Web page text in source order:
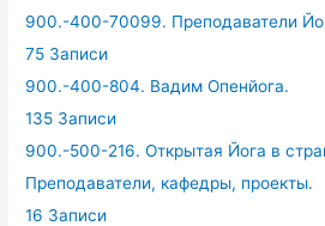
900.-400-70099. Преподаватели
75 Записи
900.-400-804. Вадим Опенйога.
135 Записи
900.-500-216. Открытая Йога в
Преподаватели, кафедры, проекты.
16 Записи